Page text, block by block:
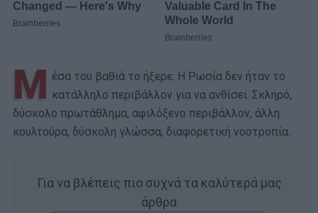
Μ έσα του βαθιά το ήξερε. Η Ρωσία δεν ήταν το
κατάλληλο περιβάλλον για να ανθίσει. Σκληρό,
δύσκολο πρωτάθλημα, αφιλόξενο περιβάλλον, άλλη
κουλτούρα, δύσκολη γλώσσα, διαφορετική νοοτροπία.
Για να βλέπεις πιο συχνά τα καλύτερά μας
άρθρα